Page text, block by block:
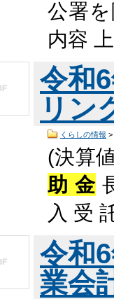
公署
内容
令和
リン
くらしの情報 >
(決算
助 金
入 受
令和
業会